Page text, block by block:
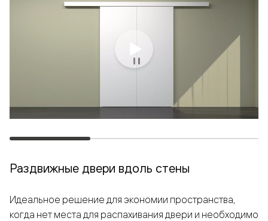
Раздвижные двери вдоль стены
Идеальное решение для экономии пространства,
когда нет места для распахивания двери и необходимо